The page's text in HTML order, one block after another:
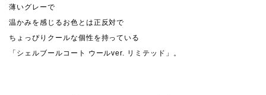
薄いグレーで
温かみを感じるお色とは正反対で
ちょっぴりクールな個性を持っている
「シェルブールコート ウールver. リミテッド」。